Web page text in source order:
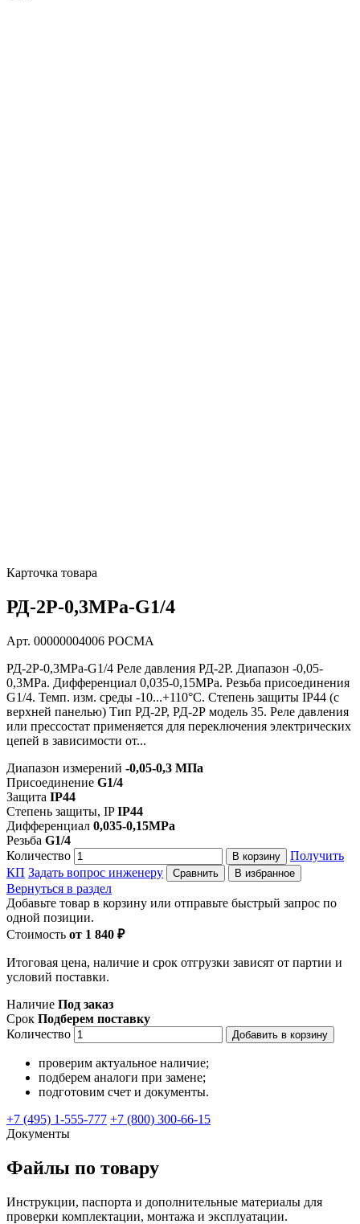
Карточка товара
РД-2Р-0,3MPa-G1/4
Арт. 00000004006 РОСМА
РД-2Р-0,3MPa-G1/4 Реле давления РД-2Р. Диапазон -0,05-
0,3MPa. Дифференциал 0,035-0,15MPa. Резьба присоединения
G1/4. Темп. изм. среды -10...+110°С. Степень защиты IP44 (с
верхней панелью) Тип РД-2Р, РД-2Р модель 35. Реле давления
или прессостат применяется для переключения электрических
цепей в зависимости от...
Диапазон измерений -0,05-0,3 МПа
Присоединение G1/4
Защита IP44
Степень защиты, IP IP44
Дифференциал 0,035-0,15MPa
Резьба G1/4
Количество
В корзину
Получить
КП Задать вопрос инженеру Сравнить В избранное
Вернуться в раздел
Добавьте товар в корзину или отправьте быстрый запрос по
одной позиции.
Стоимость от 1 840 ₽
Итоговая цена, наличие и срок отгрузки зависят от партии и
условий поставки.
Наличие Под заказ
Срок Подберем поставку
Количество
Добавить в корзину
проверим актуальное наличие;
подберем аналоги при замене;
подготовим счет и документы.
+7 (495) 1-555-777 +7 (800) 300-66-15
Документы
Файлы по товару
Инструкции, паспорта и дополнительные материалы для
проверки комплектации, монтажа и эксплуатации.